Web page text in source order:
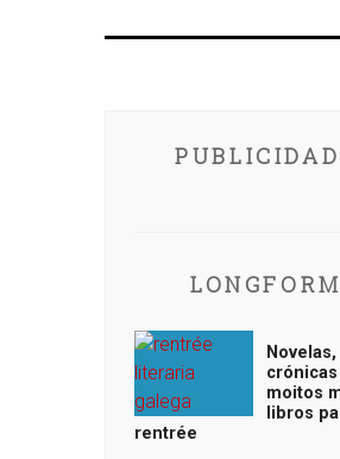
LONGFORM
Novelas,
crónicas
moitos
libros
rentrée